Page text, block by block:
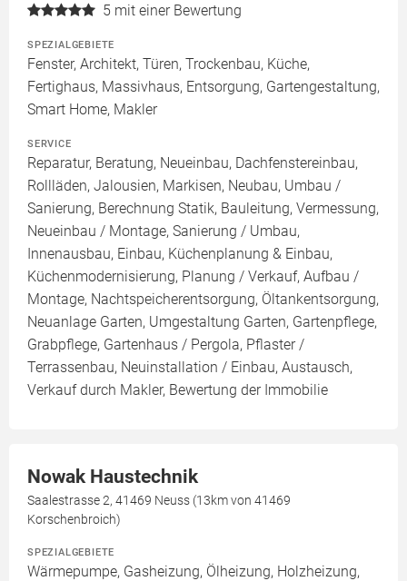
5 mit einer Bewertung
SPEZIALGEBIETE
Fenster, Architekt, Türen, Trockenbau, Küche,
Fertighaus, Massivhaus, Entsorgung, Gartengestaltung,
Smart Home, Makler
SERVICE
Reparatur, Beratung, Neueinbau, Dachfenstereinbau,
Rollläden, Jalousien, Markisen, Neubau, Umbau /
Sanierung, Berechnung Statik, Bauleitung, Vermessung,
Neueinbau / Montage, Sanierung / Umbau,
Innenausbau, Einbau, Küchenplanung & Einbau,
Küchenmodernisierung, Planung / Verkauf, Aufbau /
Montage, Nachtspeicherentsorgung, Öltankentsorgung,
Neuanlage Garten, Umgestaltung Garten, Gartenpflege,
Grabpflege, Gartenhaus / Pergola, Pflaster /
Terrassenbau, Neuinstallation / Einbau, Austausch,
Verkauf durch Makler, Bewertung der Immobilie
Nowak Haustechnik
Saalestrasse 2, 41469 Neuss (13km von 41469
Korschenbroich)
SPEZIALGEBIETE
Wärmepumpe, Gasheizung, Ölheizung, Holzheizung,